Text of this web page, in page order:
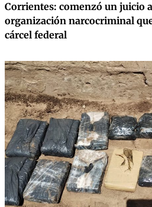
Corrientes: comenzó un juicio
organización narcocriminal
cárcel federal